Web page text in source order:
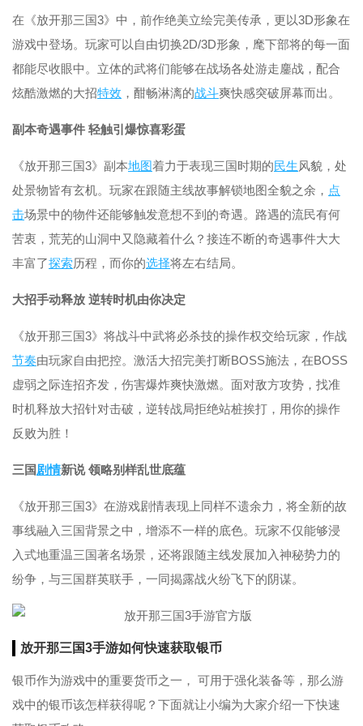
在《放开那三国3》中，前作绝美立绘完美传承，更以3D形象在
游戏中登场。玩家可以自由切换2D/3D形象，麾下部将的每一面
都能尽收眼中。立体的武将们能够在战场各处游走鏖战，配合
炫酷激燃的大招特效 ，酣畅淋漓的战斗爽快感突破屏幕而出。
副本奇遇事件 轻触引爆惊喜彩蛋
《放开那三国3》副本地图着力于表现三国时期的民生风貌，处
处景物皆有玄机。玩家在跟随主线故事解锁地图全貌之余， 点
击场景中的物件还能够触发意想不到的奇遇。路遇的流民有何
苦衷，荒芜的山洞中又隐藏着什么？接连不断的奇遇事件大大
丰富了探索历程，而你的选择将左右结局。
大招手动释放 逆转时机由你决定
《放开那三国3》将战斗中武将必杀技的操作权交给玩家，作战
节奏由玩家自由把控。激活大招完美打断BOSS施法，在BOSS
虚弱之际连招齐发，伤害爆炸爽快激燃。面对敌方攻势，找准
时机释放大招针对击破，逆转战局拒绝站桩挨打，用你的操作
反败为胜！
三国剧情新说 领略别样乱世底蕴
《放开那三国3》在游戏剧情表现上同样不遗余力，将全新的故
事线融入三国背景之中，增添不一样的底色。玩家不仅能够浸
入式地重温三国著名场景，还将跟随主线发展加入神秘势力的
纷争，与三国群英联手，一同揭露战火纷飞下的阴谋。
放开那三国3手游如何快速获取银币
银币作为游戏中的重要货币之一， 可用于强化装备等，那么游
戏中的银币该怎样获得呢？下面就让小编为大家介绍一下快速